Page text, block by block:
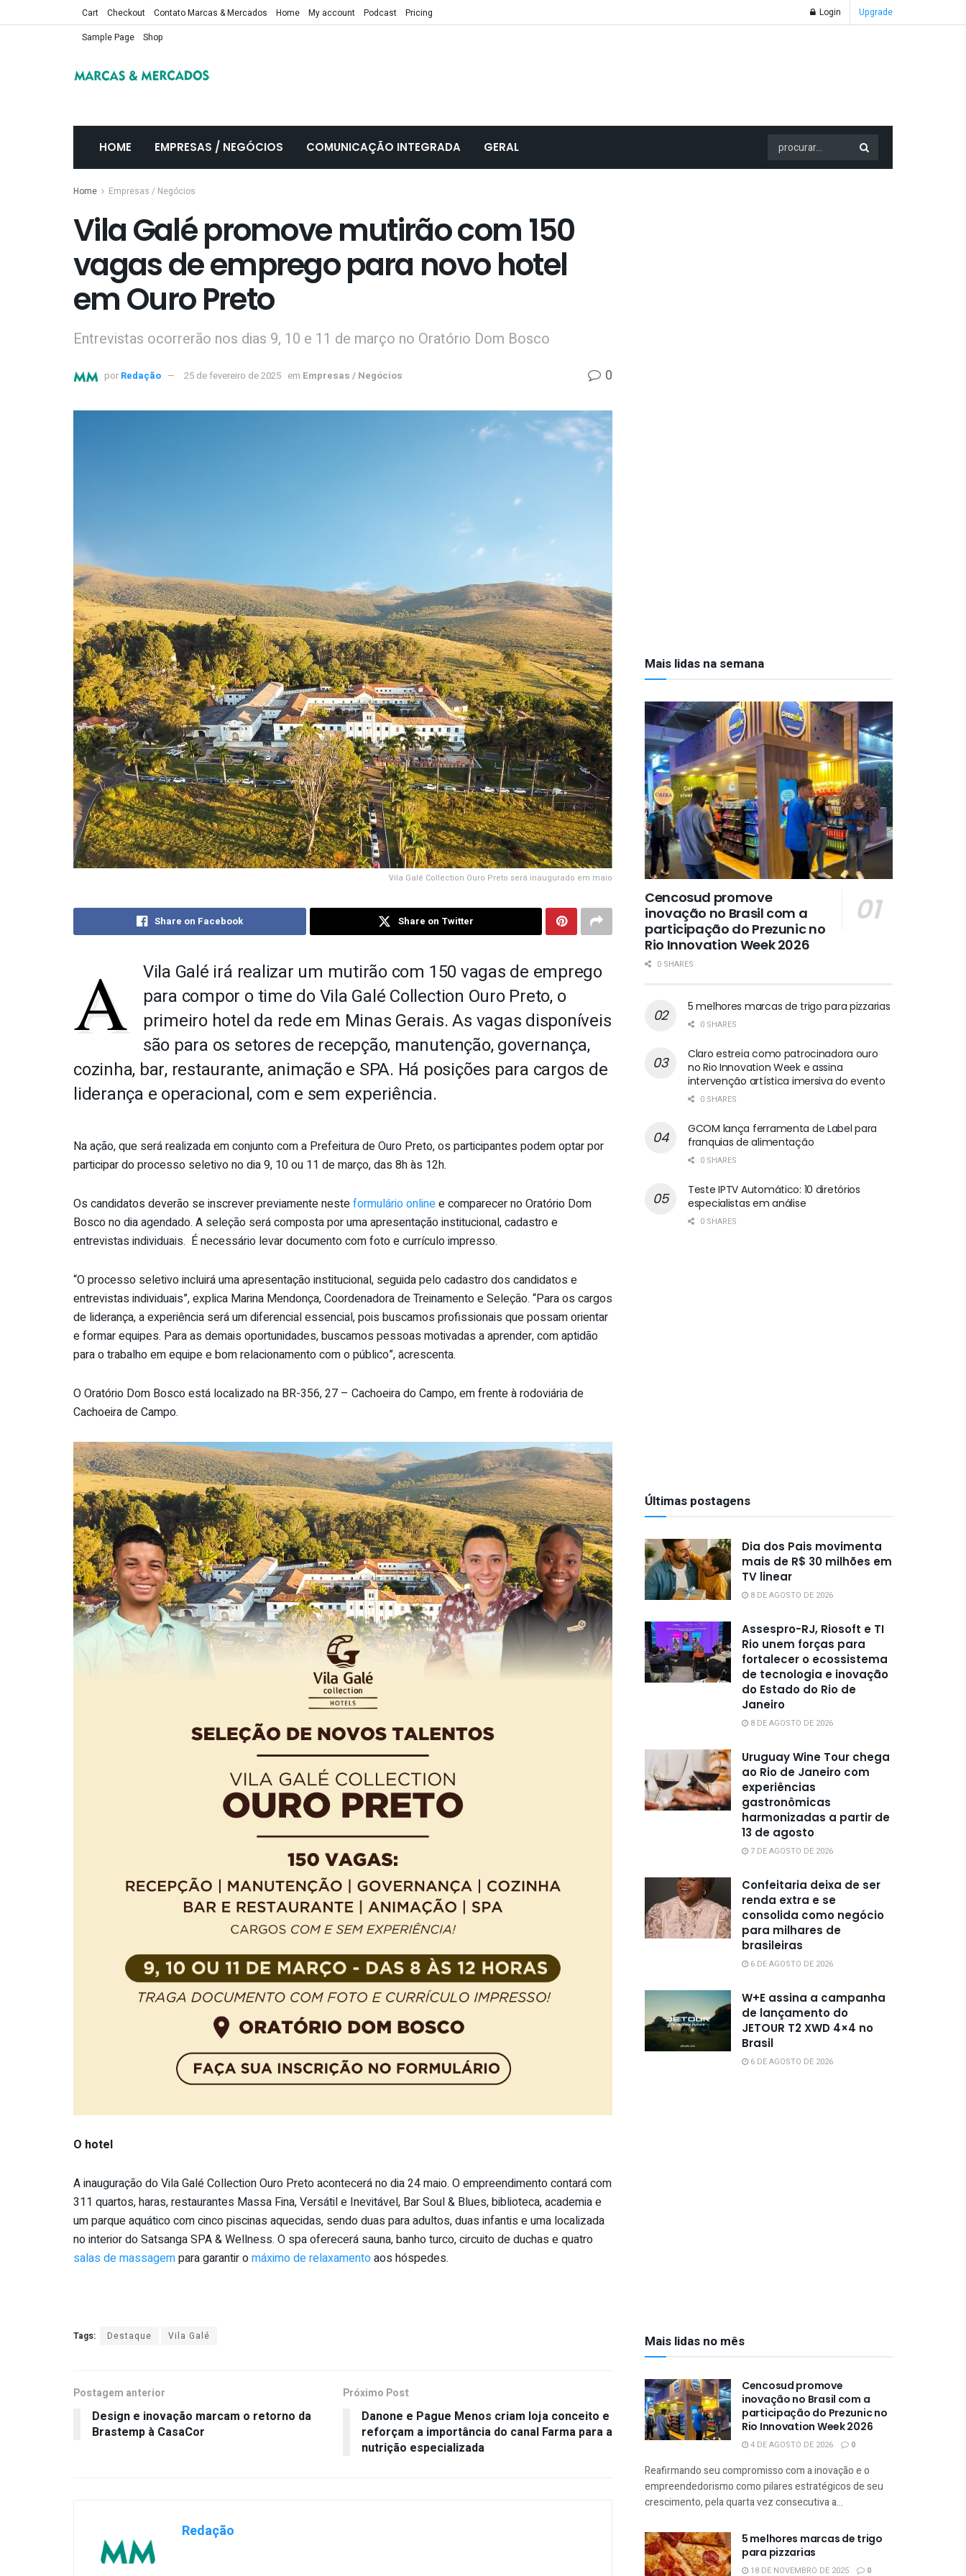
Cart Checkout Contato Marcas & Mercados Home My account Podcast
Pricing
Sample Page
Shop
Login Upgrade
HOME EMPRESAS / NEGÓCIOS COMUNICAÇÃO INTEGRADA GERAL
Home Empresas / Negócios
Vila Galé promove mutirão com 150
vagas de emprego para novo hotel
em Ouro Preto
Entrevistas ocorrerão nos dias 9, 10 e 11 de março no Oratório Dom Bosco
por Redação 25 de fevereiro de 2025 em Empresas / Negócios 0
Vila Galé Collection Ouro Preto será inaugurado em maio
Share on Facebook Share on Twitter
A
Vila Galé irá realizar um mutirão com 150 vagas de emprego
para compor o time do Vila Galé Collection Ouro Preto, o
primeiro hotel da rede em Minas Gerais. As vagas disponíveis
são para os setores de recepção, manutenção, governança,
cozinha, bar, restaurante, animação e SPA. Há posições para cargos de
liderança e operacional, com e sem experiência.
Na ação, que será realizada em conjunto com a Prefeitura de Ouro Preto, os participantes podem optar por
participar do processo seletivo no dia 9, 10 ou 11 de março, das 8h às 12h.
Os candidatos deverão se inscrever previamente nesteformulário onlinee comparecer no Oratório Dom
Bosco no dia agendado. A seleção será composta por uma apresentação institucional, cadastro e
entrevistas individuais. É necessário levar documento com foto e currículo impresso.
“O processo seletivo incluirá uma apresentação institucional, seguida pelo cadastro dos candidatos e
entrevistas individuais”, explica Marina Mendonça, Coordenadora de Treinamento e Seleção. “Para os cargos
de liderança, a experiência será um diferencial essencial, pois buscamos profissionais que possam orientar
e formar equipes. Para as demais oportunidades, buscamos pessoas motivadas a aprender, com aptidão
para o trabalho em equipe e bom relacionamento com o público”, acrescenta.
O Oratório Dom Bosco está localizado na BR-356, 27 – Cachoeira do Campo, em frente à rodoviária de
Cachoeira de Campo.
O hotel
A inauguração do Vila Galé Collection Ouro Preto acontecerá no dia 24 maio. O empreendimento contará com
311 quartos, haras, restaurantes Massa Fina, Versátil e Inevitável, Bar Soul & Blues, biblioteca, academia e
um parque aquático com cinco piscinas aquecidas, sendo duas para adultos, duas infantis e uma localizada
no interior do Satsanga SPA & Wellness. O spa oferecerá sauna, banho turco, circuito de duchas e quatro
salas de massagempara garantir omáximo de relaxamentoaos hóspedes.
Tags: Destaque Vila Galé
Postagem anterior
Design e inovação marcam o retorno da
Brastemp à CasaCor
Próximo Post
Danone e Pague Menos criam loja conceito e
reforçam a importância do canal Farma para a
nutrição especializada
Redação
Mais lidas na semana
Cencosud promove
inovação no Brasil com a
participação do Prezunic no
Rio Innovation Week 2026
0 SHARES
5 melhores marcas de trigo para pizzarias
0 SHARES
Claro estreia como patrocinadora ouro
no Rio Innovation Week e assina
intervenção artística imersiva do evento
0 SHARES
GCOM lança ferramenta de Label para
franquias de alimentação
0 SHARES
Teste IPTV Automático: 10 diretórios
especialistas em análise
0 SHARES
Últimas postagens
Dia dos Pais movimenta
mais de R$ 30 milhões em
TV linear
8 DE AGOSTO DE 2026
Assespro-RJ, Riosoft e TI
Rio unem forças para
fortalecer o ecossistema
de tecnologia e inovação
do Estado do Rio de
Janeiro
8 DE AGOSTO DE 2026
Uruguay Wine Tour chega
ao Rio de Janeiro com
experiências
gastronômicas
harmonizadas a partir de
13 de agosto
7 DE AGOSTO DE 2026
Confeitaria deixa de ser
renda extra e se
consolida como negócio
para milhares de
brasileiras
6 DE AGOSTO DE 2026
W+E assina a campanha
de lançamento do
JETOUR T2 XWD 4×4 no
Brasil
6 DE AGOSTO DE 2026
Mais lidas no mês
Cencosud promove
inovação no Brasil com a
participação do Prezunic no
Rio Innovation Week 2026
4 DE AGOSTO DE 2026 0
Reafirmando seu compromisso com a inovação e o
empreendedorismo como pilares estratégicos de seu
crescimento, pela quarta vez consecutiva a...
5 melhores marcas de trigo
para pizzarias
18 DE NOVEMBRO DE 2025 0